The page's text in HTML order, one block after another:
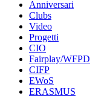
Anniversari
Clubs
Video
Progetti
CIO
Fairplay/WFPD
CIFP
EWoS
ERASMUS